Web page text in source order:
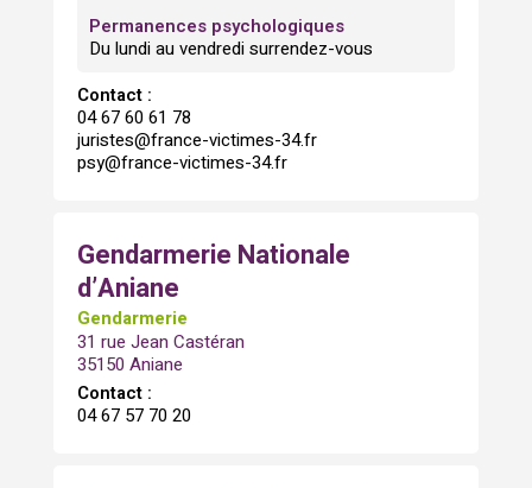
Permanences psychologiques
Du lundi au vendredi surrendez-vous
Contact :
04 67 60 61 78
juristes@france-victimes-34.fr
psy@france-victimes-34.fr
Gendarmerie Nationale
d’Aniane
Gendarmerie
31 rue Jean Castéran
35150 Aniane
Contact :
04 67 57 70 20